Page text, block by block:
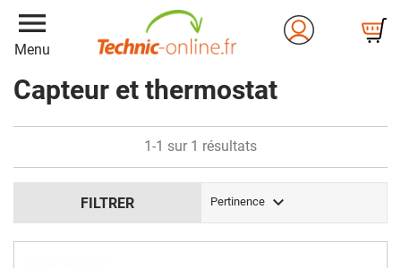
menu
Menu
Capteur et thermostat
FILTRER Pertinence 
1-1 sur 1 résultats